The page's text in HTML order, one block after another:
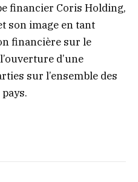
financier Coris Holding,
son image en tant
financière sur le
d’une
sur l’ensemble des